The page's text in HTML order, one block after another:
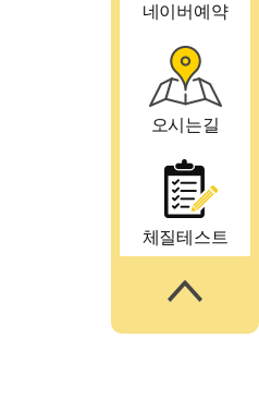
네이버예약
오시는길
체질테스트